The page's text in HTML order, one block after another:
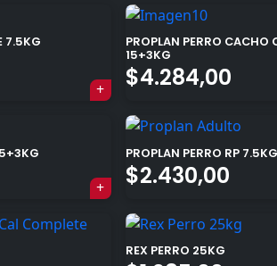
7.5KG
PROPLAN PERRO CACHO
15+3KG
$4.284,00
PROPLAN PERRO RP 7.5KG
$2.430,00
REX PERRO 25KG